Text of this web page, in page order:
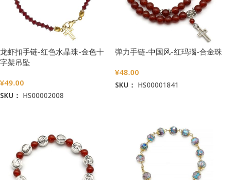
龙虾扣手链-红色水晶珠-金色十
字架吊坠
¥49.00
SKU： HS00002008
弹力手链-中国风-红玛瑙-合金珠
¥48.00
SKU： HS00001841